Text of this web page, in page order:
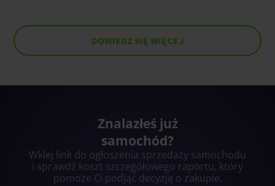
DOWIEDZ SIĘ WIĘCEJ
Znalazłeś już
samochód?
Wklej link do ogłoszenia sprzedaży samochodu
i sprawdź koszt szczegółowego raportu, który
pomoże Ci podjąć decyzję o zakupie.